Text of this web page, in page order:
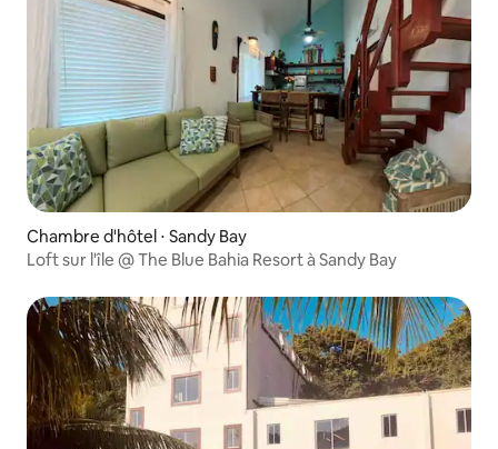
Chambre d'hôtel ⋅ Sandy Bay
Loft sur l'île @ The Blue Bahia Resort à Sandy Bay